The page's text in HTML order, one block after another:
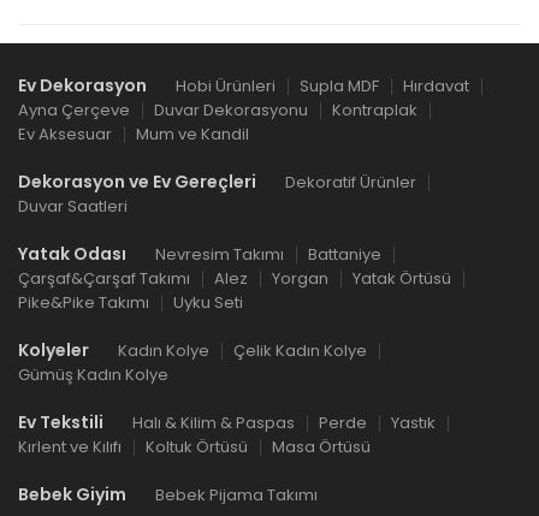
Ev Dekorasyon Hobi Ürünleri Supla MDF
Hırdavat
Ayna Çerçeve
Duvar Dekorasyonu
Kontraplak
Ev Aksesuar
Mum ve Kandil
Dekorasyon ve Ev Gereçleri
Dekoratif Ürünler
Duvar Saatleri
Yatak Odası Nevresim Takımı
Battaniye
Çarşaf&Çarşaf Takımı
Alez Yorgan
Yatak Örtüsü
Pike&Pike Takımı
Uyku Seti
Kolyeler Kadın Kolye
Çelik Kadın Kolye
Gümüş Kadın Kolye
Ev Tekstili Halı & Kilim & Paspas Perde
Yastık
Kırlent ve Kılıfı
Koltuk Örtüsü Masa Örtüsü
Bebek Giyim Bebek Pijama Takımı